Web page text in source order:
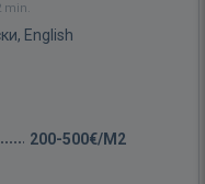
min.
English
200-500€/M2